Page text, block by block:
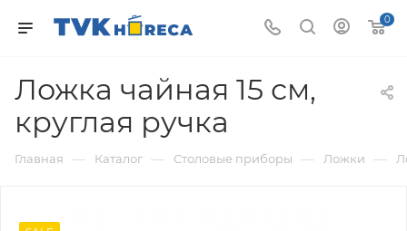
0
Ложка чайная 15 см,
круглая ручка
Главная — Каталог — Столовые приборы — Ложки —